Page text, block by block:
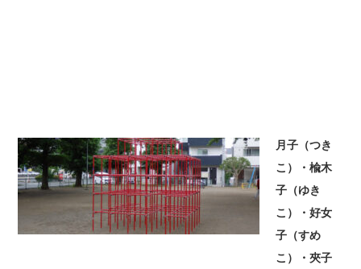
月子（つき
こ）・楡木
子（ゆき
こ）・好女
子（すめ
こ）・夾子